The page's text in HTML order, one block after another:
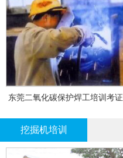
东莞二氧化碳保护焊工培训考证
挖掘机培训